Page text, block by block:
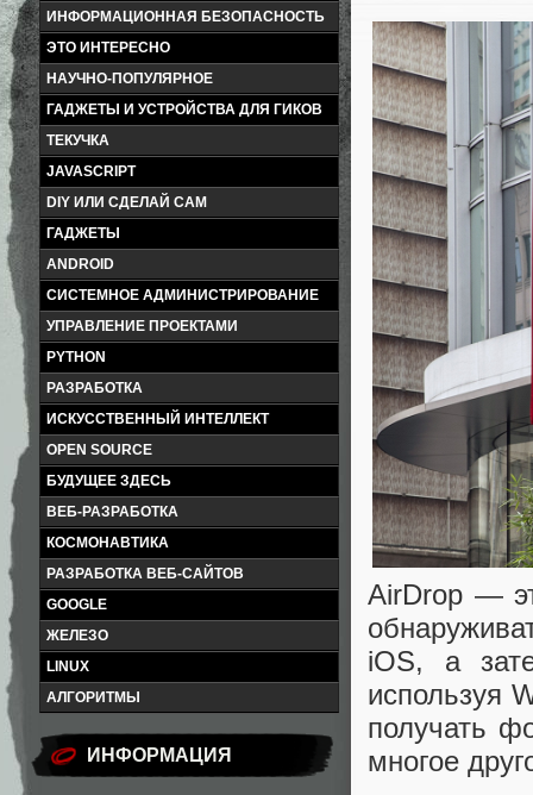
ИНФОРМАЦИОННАЯ БЕЗОПАСНОСТЬ
ЭТО ИНТЕРЕСНО
НАУЧНО-ПОПУЛЯРНОЕ
ГАДЖЕТЫ И УСТРОЙСТВА ДЛЯ ГИКОВ
ТЕКУЧКА
JAVASCRIPT
DIY ИЛИ СДЕЛАЙ САМ
ГАДЖЕТЫ
ANDROID
СИСТЕМНОЕ АДМИНИСТРИРОВАНИЕ
УПРАВЛЕНИЕ ПРОЕКТАМИ
PYTHON
РАЗРАБОТКА
ИСКУССТВЕННЫЙ ИНТЕЛЛЕКТ
OPEN SOURCE
БУДУЩЕЕ ЗДЕСЬ
ВЕБ-РАЗРАБОТКА
КОСМОНАВТИКА
РАЗРАБОТКА ВЕБ-САЙТОВ
GOOGLE
ЖЕЛЕЗО
LINUX
АЛГОРИТМЫ
ИНФОРМАЦИЯ
AirDrop —
iOS, а
используя
получать
многое